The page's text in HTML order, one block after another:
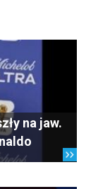
na jaw.